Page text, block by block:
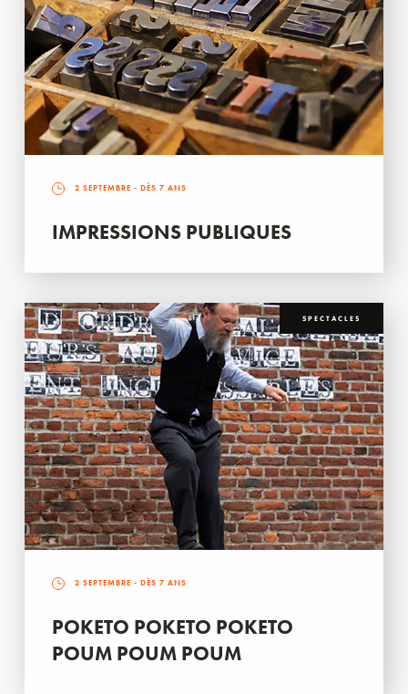
2 SEPTEMBRE - DÈS 7 ANS
IMPRESSIONS PUBLIQUES
SPECTACLES
2 SEPTEMBRE - DÈS 7 ANS
POKETO POKETO POKETO
POUM POUM POUM